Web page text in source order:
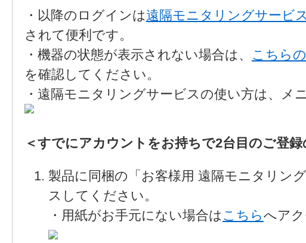
・以降のログインは遠隔モニタリングサービ
されて便利です。
・機器の状態が表示されない場合は、 こちら
を確認してください。
・遠隔モニタリングサービスの使い方は、メ
＜すでにアカウントをお持ちで2台目のご登録
製品に同梱の「お客様用 遠隔モニタリン
スしてください。
・用紙がお手元にない場合は こちらへア